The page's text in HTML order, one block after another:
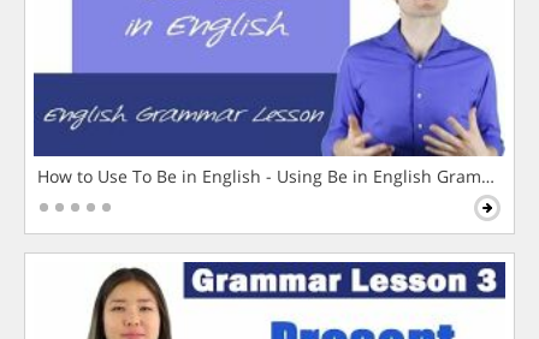
How to Use To Be in English - Using Be in English Grammar